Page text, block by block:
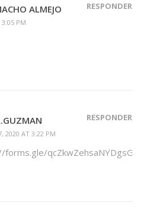
ALMEJO
3:05 PM
RESPONDER
2020 AT 3:22 PM
RESPONDER
qcZkwZehsaNYDgsGA